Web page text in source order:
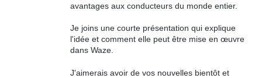
avantages aux conducteurs du monde entier.
Je joins une courte présentation qui explique
l'idée et comment elle peut être mise en œuvre
dans Waze.
J'aimerais avoir de vos nouvelles bientôt et